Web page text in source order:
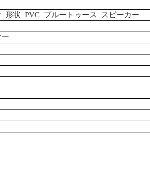
形状 PVC ブルートゥース
スピーカー